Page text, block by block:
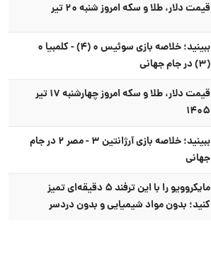
قیمت دلار، طلا و سکه امروز شنبه ۲۰ تیر
ببینید؛ خلاصه بازی سوئیس ۰ (۴) - کلمبیا ۰
(۳) در جام جهانی
قیمت دلار، طلا و سکه امروز چهارشنبه ۱۷ تیر
۱۴۰۵
ببینید؛ خلاصه بازی آرژانتین ۳ - مصر ۲ در جام
جهانی
مایکروویو را با این ترفند ۵ دقیقه‌ای تمیز
کنید؛ بدون مواد شیمیایی و بدون دردسر